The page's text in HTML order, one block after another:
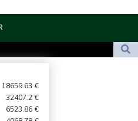
aus Russland
18659.63 €
32407.2 €
6523.86 €